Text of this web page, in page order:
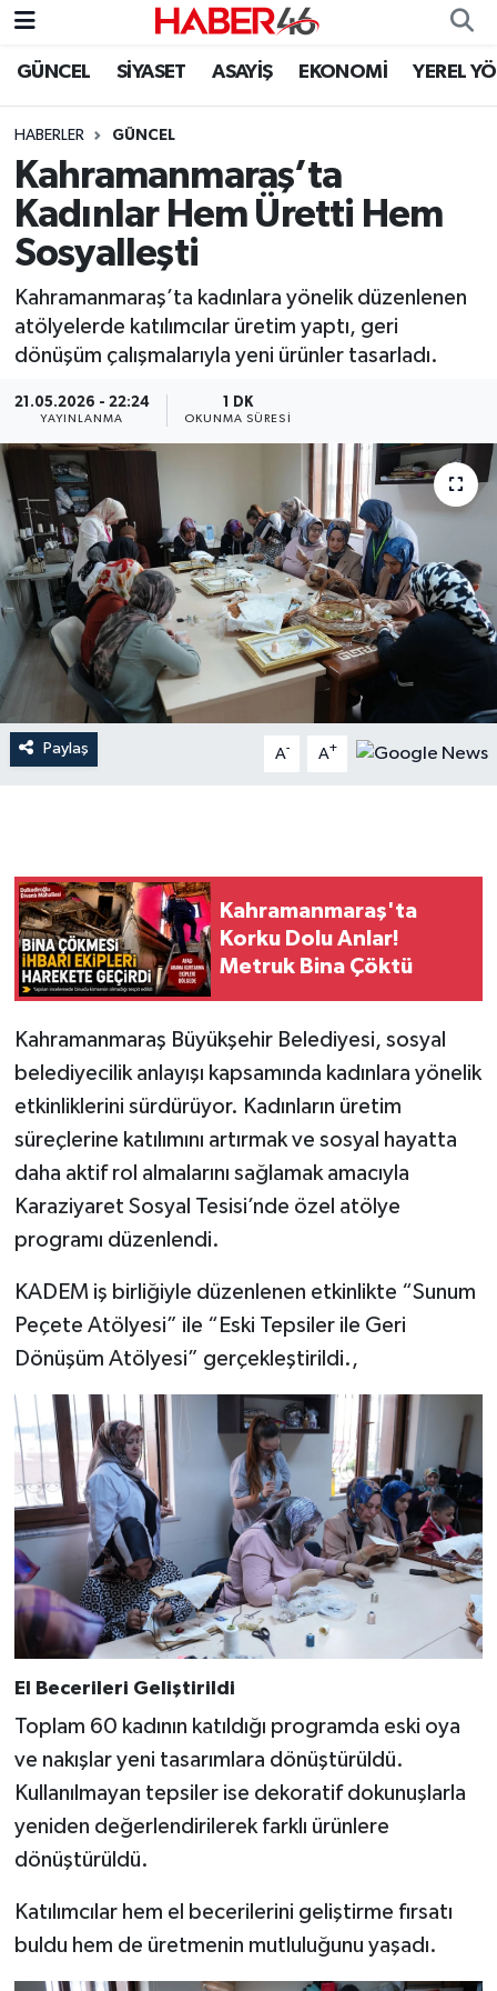
GÜNCEL SİYASET ASAYİŞ EKONOMİ YEREL
HABERLER GÜNCEL
Kahramanmaraş’ta
Kadınlar Hem Üretti Hem
Sosyalleşti
Kahramanmaraş’ta kadınlara yönelik düzenlenen
atölyelerde katılımcılar üretim yaptı, geri
dönüşüm çalışmalarıyla yeni ürünler tasarladı.
21.05.2026 - 22:24
YAYINLANMA
1 DK
OKUNMA SÜRESI
Paylaş A- A+
Kahramanmaraş'ta
Korku Dolu Anlar!
Metruk Bina Çöktü
Kahramanmaraş Büyükşehir Belediyesi, sosyal
belediyecilik anlayışı kapsamında kadınlara yönelik
etkinliklerini sürdürüyor. Kadınların üretim
süreçlerine katılımını artırmak ve sosyal hayatta
daha aktif rol almalarını sağlamak amacıyla
Karaziyaret Sosyal Tesisi’nde özel atölye
programı düzenlendi.
KADEM iş birliğiyle düzenlenen etkinlikte “Sunum
Peçete Atölyesi” ile “Eski Tepsiler ile Geri
Dönüşüm Atölyesi” gerçekleştirildi.,
El Becerileri Geliştirildi
Toplam 60 kadının katıldığı programda eski oya
ve nakışlar yeni tasarımlara dönüştürüldü.
Kullanılmayan tepsiler ise dekoratif dokunuşlarla
yeniden değerlendirilerek farklı ürünlere
dönüştürüldü.
Katılımcılar hem el becerilerini geliştirme fırsatı
buldu hem de üretmenin mutluluğunu yaşadı.
GÜNCEL
SİYASET
EKONOMİ
SPOR
YAŞAM
TEKNOLOJİ
SAĞLIK
EĞİTİM
İLÇE HABERLERİ
KÜLTÜR-SANAT
KSÜ
DÜNYA
ROPORTAJ
KADIN-AİLE
YEREL YÖNETİM
MEDYA
SEÇİM 2011
ÜÇÜNCÜ SAYFA
BİLİMNET
Yemek
SEÇİM 2014
ÇEK GÖNDER
KİTAP
HEDEF2020
OTOMOBİL
TARİH
Genel
Politika
BÖLGEDEN
Nöbetçi Eczaneler
Hava Durumu
Kahramanmaraş Namaz Vakitleri
Trafik Durumu
Süper Lig Puan Durumu ve Fikstür
Tüm Manşetler
Son Dakika Haberleri
Haber Arşivi